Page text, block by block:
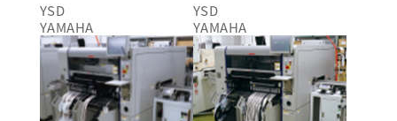
YSD
YAMAHA
YSD
YAMAHA